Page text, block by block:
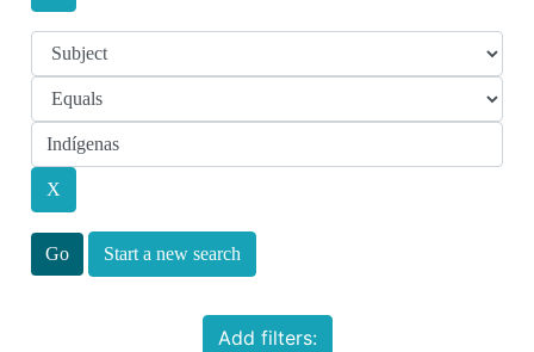
Start a new search
Add filters: